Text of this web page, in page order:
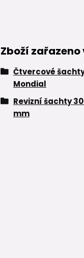
Zboží
Čtvercové
Mondial
Revizní šachty
mm